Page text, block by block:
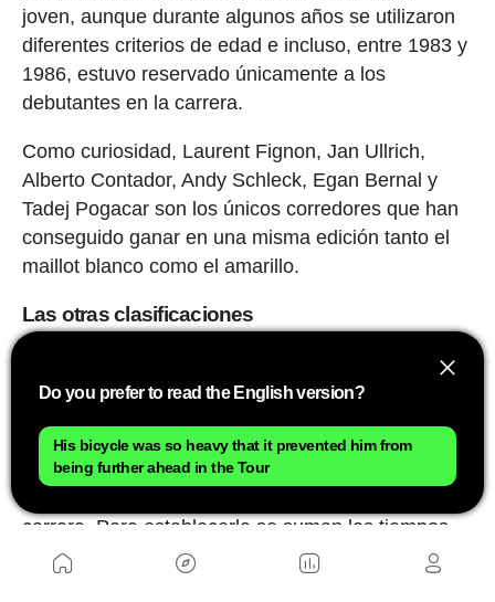
joven, aunque durante algunos años se utilizaron
diferentes criterios de edad e incluso, entre 1983 y
1986, estuvo reservado únicamente a los
debutantes en la carrera.
Como curiosidad, Laurent Fignon, Jan Ullrich,
Alberto Contador, Andy Schleck, Egan Bernal y
Tadej Pogacar son los únicos corredores que han
conseguido ganar en una misma edición tanto el
maillot blanco como el amarillo.
Las otras clasificaciones
Francia cuenta con otras dos clasificaciones
La primera de ellas es laclasificación por
carrera. Para establecerla se suman los tiempos
de los tres mejores corredores de cada formación
Do you prefer to read the English version?
His bicycle was so heavy that it prevented him from
being further ahead in the Tour